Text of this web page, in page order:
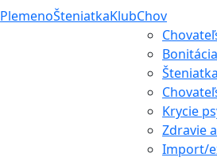
PlemenoŠteniatkaKlubChov
Bonitácia
Šteniatka
Krycie
Zdravie
Import/